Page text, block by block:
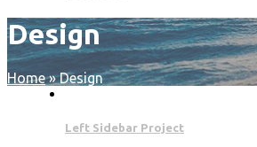
Design
Home »Design
Left Sidebar Project